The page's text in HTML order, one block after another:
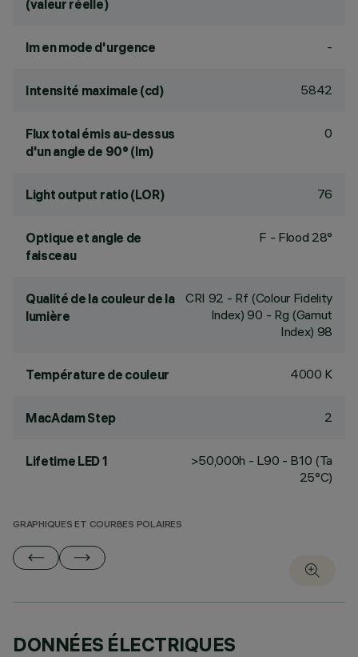
(valeur réelle)
lm en mode d'urgence -
Intensité maximale (cd) 5842
Flux total émis au-dessus
d'un angle de 90° (lm)
0
Light output ratio (LOR) 76
Optique et angle de
faisceau
F - Flood 28°
Qualité de la couleur de la
lumière
CRI 92 - Rf (Colour Fidelity
Index) 90 - Rg (Gamut
Index) 98
Température de couleur 4000 K
MacAdam Step 2
Lifetime LED 1
>50,000h - L90 - B10 (Ta
25°C)
GRAPHIQUES ET COURBES POLAIRES
DONNÉES ÉLECTRIQUES